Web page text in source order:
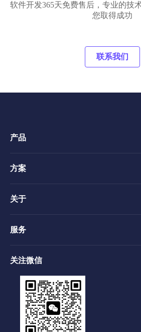
软件开发365天免费售后，专业的技
您取得成功
联系我们
产品
方案
关于
服务
关注微信